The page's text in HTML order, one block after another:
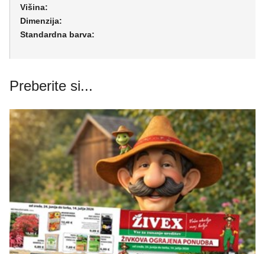
Višina:
Dimenzija:
Standardna barva:
Preberite si...